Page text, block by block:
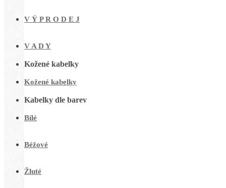
V Ý P R O D E J
V A D Y
Kožené kabelky
Kožené kabelky
Kabelky dle barev
Bílé
Béžové
Žluté